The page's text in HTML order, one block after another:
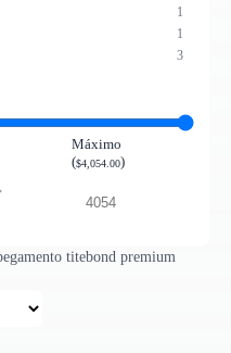
1
1
3
2
Máximo
($4,054.00)
titebond premium